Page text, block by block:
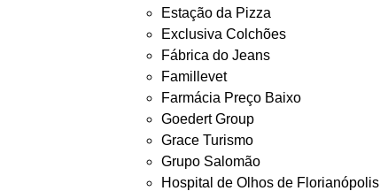
Estação da Pizza
Exclusiva Colchões
Fábrica do Jeans
Famillevet
Farmácia Preço Baixo
Goedert Group
Grace Turismo
Grupo Salomão
Hospital de Olhos de Florianópolis